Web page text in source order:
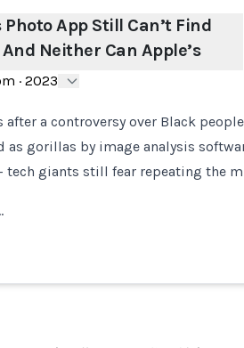
Photo App Still Can’t Find
Neither Can Apple’s
· 2023
after a controversy over Black
as gorillas by image analysis
giants still fear repeating the